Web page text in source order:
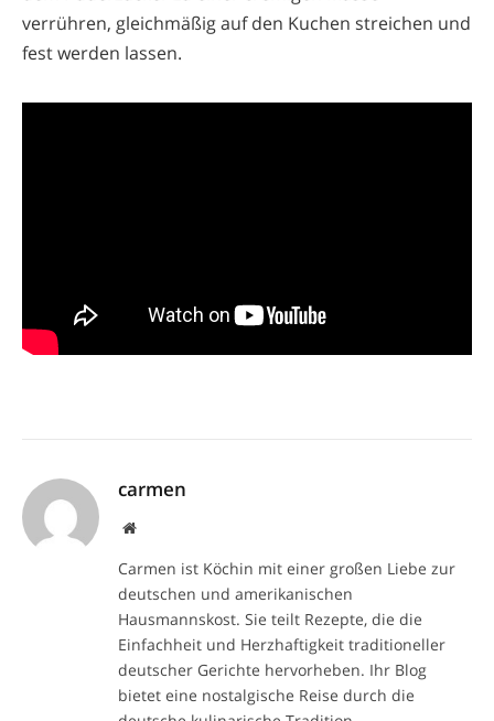
verrühren, gleichmäßig auf den Kuchen streichen und
fest werden lassen.
carmen
Website
Carmen ist Köchin mit einer großen Liebe zur
deutschen und amerikanischen
Hausmannskost. Sie teilt Rezepte, die die
Einfachheit und Herzhaftigkeit traditioneller
deutscher Gerichte hervorheben. Ihr Blog
bietet eine nostalgische Reise durch die